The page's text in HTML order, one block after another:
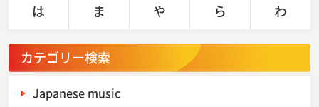
は
ま や ら わ
カテゴリー検索
Japanese music